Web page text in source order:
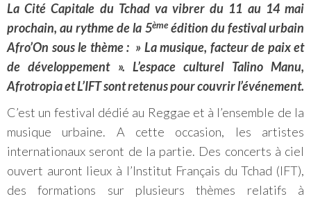
La Cité Capitale du Tchad va vibrer du 11 au 14 mai
prochain, au rythme de la 5èmeédition du festival urbain
Afro’On sous le thème : » La musique, facteur de paix et
de développement ». L’espace culturel Talino Manu,
Afrotropia et L’IFT sont retenus pour couvrir l’événement.
C’est un festival dédié au Reggae et à l’ensemble de la
musique urbaine. A cette occasion, les artistes
internationaux seront de la partie. Des concerts à ciel
ouvert auront lieux à l’Institut Français du Tchad (IFT),
des formations sur plusieurs thèmes relatifs à